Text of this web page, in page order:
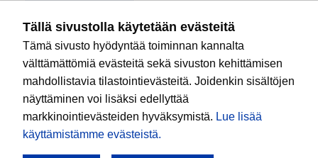
Tällä sivustolla käytetään evästeitä
Tämä sivusto hyödyntää toiminnan kannalta
välttämättömiä evästeitä sekä sivuston kehittämisen
mahdollistavia tilastointievästeitä. Joidenkin sisältöjen
näyttäminen voi lisäksi edellyttää
markkinointievästeiden hyväksymistä. Lue lisää
käyttämistämme evästeistä.​​​​​​
Tietoa evästeistä
Kansallinen senioriliitto ryon valtakunnallinen
eläkeläisjärjestö, joka edistää ikääntyvien ja
eläkeläisten sosiaalista turvallisuutta ja hyvinvointia
sekä valvoo heidän oikeuksiaan liiton arvoja
noudattaen. Liitto on puolueisiin kuulumaton.